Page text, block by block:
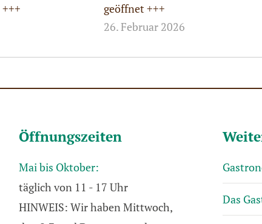
geöffnet +++
26. Februar 2026
Öffnungszeiten
Mai bis Oktober:
täglich von 11 - 17 Uhr
HINWEIS: Wir haben Mittwoch,
Das